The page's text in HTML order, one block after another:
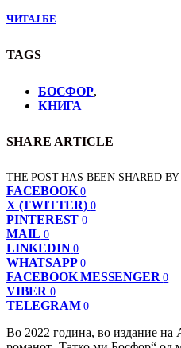
ЧИТАЈ БЕ
TAGS
БОСФОР,
КНИГА
SHARE ARTICLE
THE POST HAS BEEN SHARED
FACEBOOK 0
X (TWITTER) 0
PINTEREST 0
MAIL 0
LINKEDIN 0
WHATSAPP 0
FACEBOOK MESSENGER 0
VIBER 0
TELEGRAM 0
Во 2022 година, во издание на